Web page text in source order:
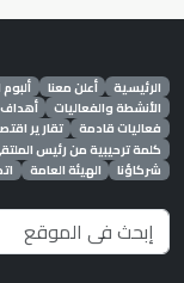
الرئيسية أعلن معنا
الأنشطة والفعاليات
فعاليات قادمة
تقارير
كلمة ترحيبية من رئيس
شركاؤنا
الهيئة العامة